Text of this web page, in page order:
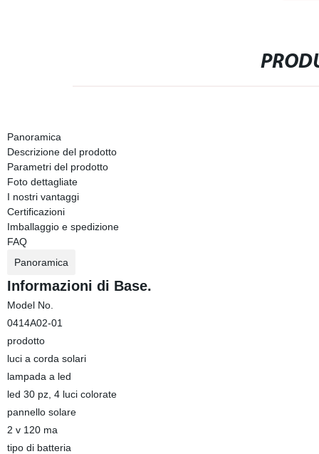
Panoramica
Descrizione del prodotto
Parametri del prodotto
Foto dettagliate
I nostri vantaggi
Certificazioni
Imballaggio e spedizione
FAQ
Panoramica
Informazioni di Base.
Model No.
0414A02-01
prodotto
luci a corda solari
lampada a led
led 30 pz, 4 luci colorate
pannello solare
2 v 120 ma
tipo di batteria